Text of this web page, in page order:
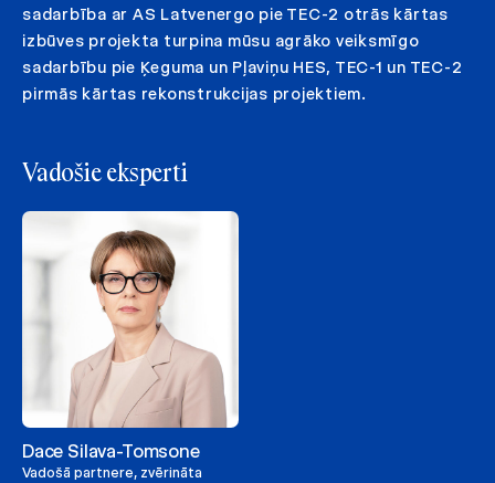
sadarbība ar AS Latvenergo pie TEC-2 otrās kārtas
izbūves projekta turpina mūsu agrāko veiksmīgo
sadarbību pie Ķeguma un Pļaviņu HES, TEC-1 un TEC-2
pirmās kārtas rekonstrukcijas projektiem.
Vadošie eksperti
Dace Silava-Tomsone
Vadošā partnere, zvērināta